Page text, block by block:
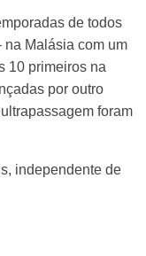
de todos
na Malásia com um
10 primeiros na
por outro
foram
independente de